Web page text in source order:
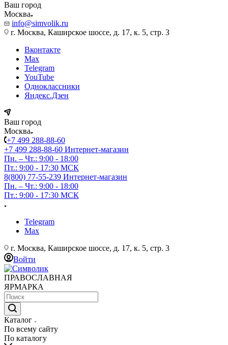
Ваш город
Москва
info@simvolik.ru
г. Москва, Каширское шоссе, д. 17, к. 5, стр. 3
Вконтакте
Max
Telegram
YouTube
Одноклассники
Яндекс.Дзен
Ваш город
Москва
+7 499 288-88-60
+7 499 288-88-60 Интернет-магазин
Пн. – Чт.: 9:00 - 18:00
Пт.: 9:00 - 17:30 МСК
8(800) 77-55-239 Интернет-магазин
Пн. – Чт.: 9:00 - 18:00
Пт.: 9:00 - 17:30 МСК
Telegram
Max
г. Москва, Каширское шоссе, д. 17, к. 5, стр. 3
Войти
ПРАВОСЛАВНАЯ
ЯРМАРКА
Каталог
По всему сайту
По каталогу